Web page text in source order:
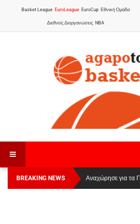
Basket League EuroLeague EuroCup Εθνική Ομάδα
Διεθνείς Διοργανώσεις NBA
BREAKING NEWS
Οι Πάνθηρες
League 1
Αναχώρησε για τα